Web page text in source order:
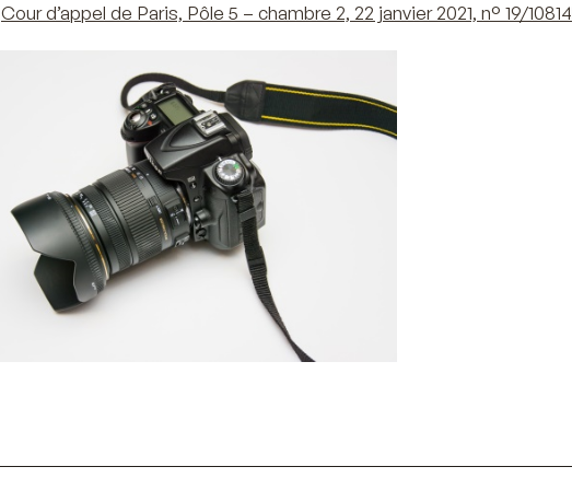
Cour d’appel de Paris, Pôle 5 – chambre 2, 22 janvier 2021, n° 19/10814